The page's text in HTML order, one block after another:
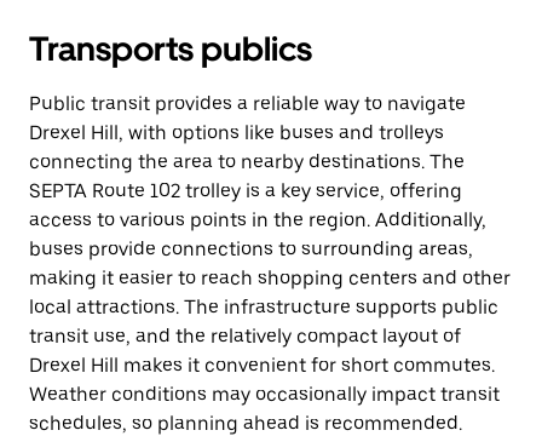
Transports publics
Public transit provides a reliable way to navigate
Drexel Hill, with options like buses and trolleys
connecting the area to nearby destinations. The
SEPTA Route 102 trolley is a key service, offering
access to various points in the region. Additionally,
buses provide connections to surrounding areas,
making it easier to reach shopping centers and other
local attractions. The infrastructure supports public
transit use, and the relatively compact layout of
Drexel Hill makes it convenient for short commutes.
Weather conditions may occasionally impact transit
schedules, so planning ahead is recommended.